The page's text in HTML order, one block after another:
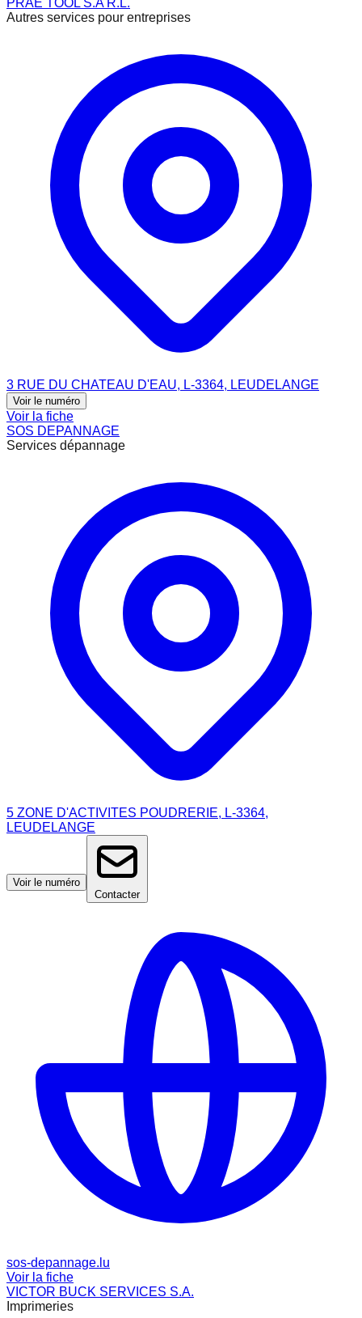
Autres services pour entreprises
3 RUE DU CHATEAU D'EAU, L-3364, LEUDELANGE
Voir le numéro
Voir la fiche
SOS DEPANNAGE
Services dépannage
5 ZONE D'ACTIVITES POUDRERIE, L-3364,
LEUDELANGE
Voir le numéro
Contacter
sos-depannage.lu
Voir la fiche
VICTOR BUCK SERVICES S.A.
Imprimeries